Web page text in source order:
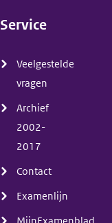
Service
Veelgestelde
vragen
Archief
2002-
2017
Contact
Examenlijn